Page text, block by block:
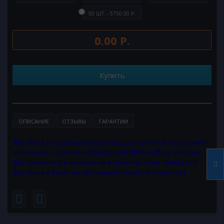
50 ШТ. - 5750.00 Р.
0.00 Р.
Купить
ОПИСАНИЕ ОТЗЫВЫ ГАРАНТИИ
Доставка воздушных шаров осуществляется с надутыми
шариками с гелием и обработкой HiFloat 30 см. Пастель.
Доставляются в связках, не в пакетах. Если требуется
доставка в пакетах, при заказе скажите оператору.